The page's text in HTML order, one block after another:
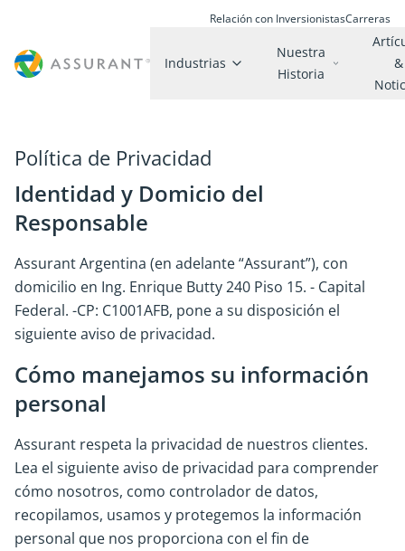
Relación con InversionistasCarreras
Industrias
Nuestra
Historia
&
Política de Privacidad
Identidad y Domicio del
Responsable
Assurant Argentina (en adelante “Assurant”), con
domicilio en Ing. Enrique Butty 240 Piso 15. - Capital
Federal. -CP: C1001AFB, pone a su disposición el
siguiente aviso de privacidad.
Cómo manejamos su información
personal
Assurant respeta la privacidad de nuestros clientes.
Lea el siguiente aviso de privacidad para comprender
cómo nosotros, como controlador de datos,
recopilamos, usamos y protegemos la información
personal que nos proporciona con el fin de